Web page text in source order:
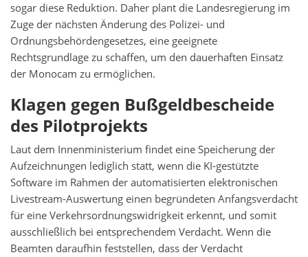
sogar diese Reduktion. Daher plant die Landesregierung im
Zuge der nächsten Änderung des Polizei- und
Ordnungsbehördengesetzes, eine geeignete
Rechtsgrundlage zu schaffen, um den dauerhaften Einsatz
der Monocam zu ermöglichen.
Klagen gegen Bußgeldbescheide
des Pilotprojekts
Laut dem Innenministerium findet eine Speicherung der
Aufzeichnungen lediglich statt, wenn die KI-gestützte
Software im Rahmen der automatisierten elektronischen
Livestream-Auswertung einen begründeten Anfangsverdacht
für eine Verkehrsordnungswidrigkeit erkennt, und somit
ausschließlich bei entsprechendem Verdacht. Wenn die
Beamten daraufhin feststellen, dass der Verdacht